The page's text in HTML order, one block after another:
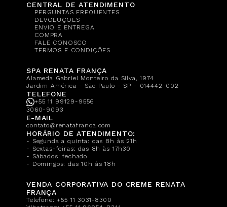
CENTRAL DE ATENDIMENTO
PERGUNTAS FREQUENTES
DEVOLUÇÕES
ENVIO E ENTREGA
COMPRA
FALE CONOSCO
TERMOS E CONDIÇÕES
SPA RENATA FRANÇA
Alameda Gabriel Monteiro da Silva, 1974
Jardim América - São Paulo - SP - 014442-002
TELEFONE
+55 11 99129-9556
3060-9093
E-MAIL
contato@renatafranca.com
HORÁRIO DE ATENDIMENTO:
- Segunda a quinta: das 8h às 21h
- Sextas-feiras: das 8h às 17h30
- Sábados: fechado
- Domingos: das 10h às 18h
VENDA CORPORATIVA DO CREME RENATA
FRANÇA
Telefone:+55 11 3031-8300